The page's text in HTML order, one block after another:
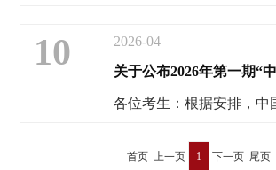
10
2026-04
首页 上一页 1 下一页 尾页